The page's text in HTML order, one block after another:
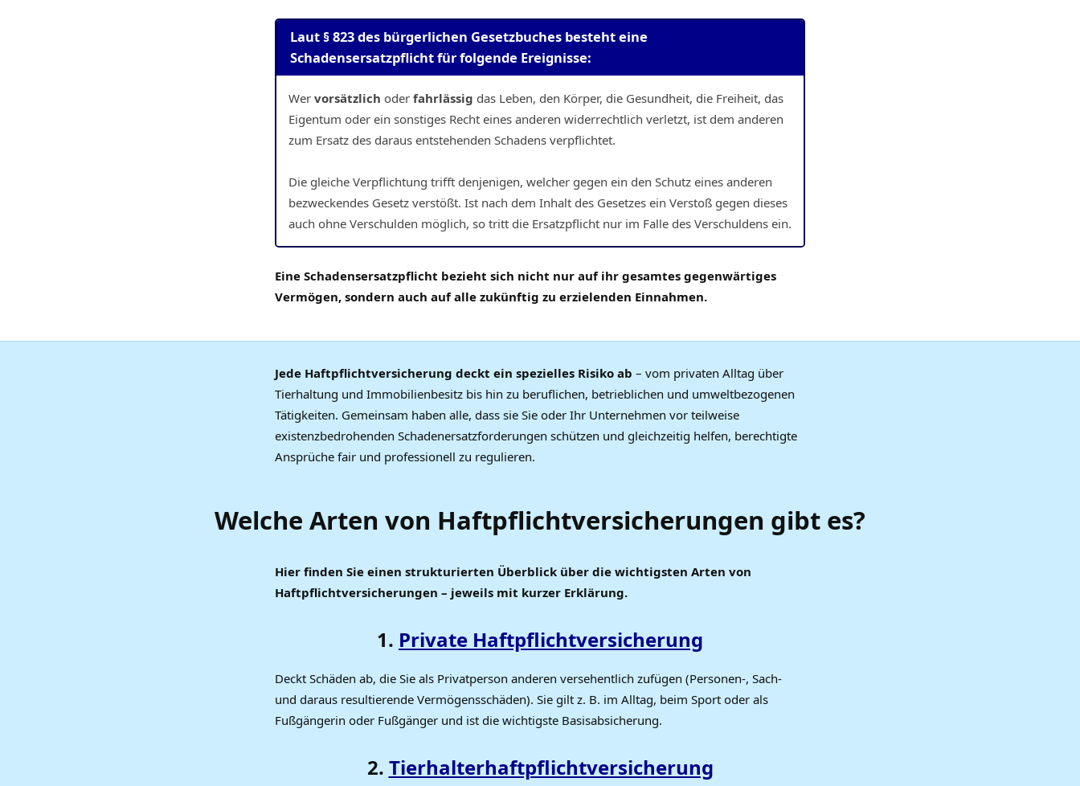
Laut § 823 des bürgerlichen Gesetzbuches besteht eine
Schadensersatzpflicht für folgende Ereignisse:
Wer vorsätzlich oder fahrlässig das Leben, den Körper, die Gesundheit, die Freiheit, das
Eigentum oder ein sonstiges Recht eines anderen widerrechtlich verletzt, ist dem anderen
zum Ersatz des daraus entstehenden Schadens verpflichtet.
Die gleiche Verpflichtung trifft denjenigen, welcher gegen ein den Schutz eines anderen
bezweckendes Gesetz verstößt. Ist nach dem Inhalt des Gesetzes ein Verstoß gegen dieses
auch ohne Verschulden möglich, so tritt die Ersatzpflicht nur im Falle des Verschuldens ein.
Eine Schadensersatzpflicht bezieht sich nicht nur auf ihr gesamtes gegenwärtiges
Vermögen, sondern auch auf alle zukünftig zu erzielenden Einnahmen.
Jede Haftpflichtversicherung deckt ein spezielles Risiko ab – vom privaten Alltag über
Tierhaltung und Immobilienbesitz bis hin zu beruflichen, betrieblichen und umweltbezogenen
Tätigkeiten. Gemeinsam haben alle, dass sie Sie oder Ihr Unternehmen vor teilweise
existenzbedrohenden Schadenersatzforderungen schützen und gleichzeitig helfen, berechtigte
Ansprüche fair und professionell zu regulieren.
Welche Arten von Haftpflichtversicherungen gibt es?
Hier finden Sie einen strukturierten Überblick über die wichtigsten Arten von
Haftpflichtversicherungen – jeweils mit kurzer Erklärung.
1. Private Haftpflichtversicherung
Deckt Schäden ab, die Sie als Privatperson anderen versehentlich zufügen (Personen-, Sach-
und daraus resultierende Vermögensschäden). Sie gilt z. B. im Alltag, beim Sport oder als
Fußgängerin oder Fußgänger und ist die wichtigste Basisabsicherung.
2. Tierhalterhaftpflichtversicherung